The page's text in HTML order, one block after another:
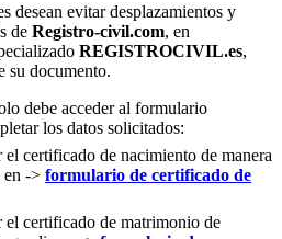
desean evitar desplazamientos y
de Registro-civil.com, en
REGISTROCIVIL.es,
su documento.
debe acceder al formulario
los datos solicitados:
el certificado de nacimiento de manera
en -> formulario de certificado de
el certificado de matrimonio de